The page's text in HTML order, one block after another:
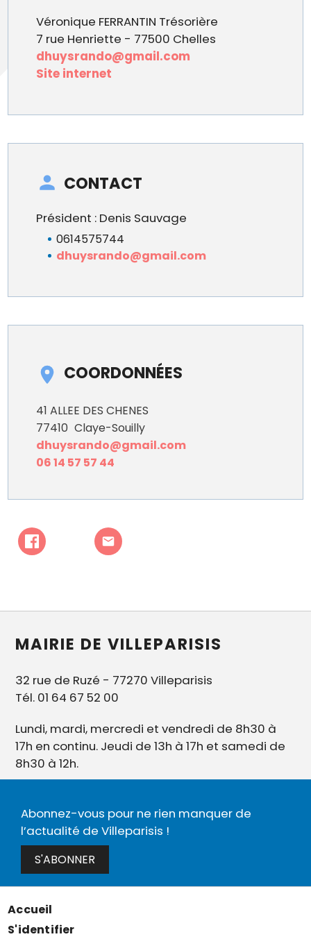
Véronique FERRANTIN Trésorière
7 rue Henriette - 77500 Chelles
dhuysrando@gmail.com
Site internet
CONTACT
Président : Denis Sauvage
0614575744
dhuysrando@gmail.com
COORDONNÉES
41 ALLEE DES CHENES
77410 Claye-Souilly
dhuysrando@gmail.com
06 14 57 57 44
MAIRIE DE VILLEPARISIS
32 rue de Ruzé - 77270 Villeparisis
Tél. 01 64 67 52 00
Lundi, mardi, mercredi et vendredi de 8h30 à
17h en continu. Jeudi de 13h à 17h et samedi de
8h30 à 12h.
Abonnez-vous pour ne rien manquer de
l’actualité de Villeparisis !
S'ABONNER
Menu
Accueil
S'identifier